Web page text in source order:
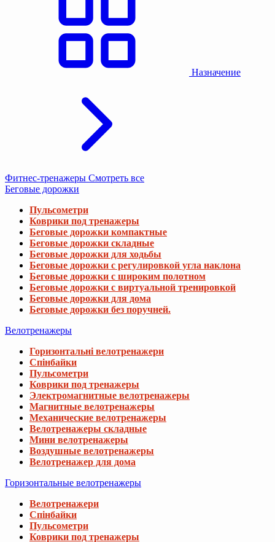
Назначение
Фитнес-тренажеры Смотреть все
Беговые дорожки
Пульсометри
Коврики под тренажеры
Беговые дорожки компактные
Беговые дорожки складные
Беговые дорожки для ходьбы
Беговые дорожки с регулировкой угла наклона
Беговые дорожки с широким полотном
Беговые дорожки с виртуальной тренировкой
Беговые дорожки для дома
Беговые дорожки без поручней.
Велотренажеры
Горизонтальні велотренажери
Спінбайки
Пульсометри
Коврики под тренажеры
Электромагнитные велотренажеры
Магнитные велотренажеры
Механические велотренажеры
Велотренажеры складные
Мини велотренажеры
Воздушные велотренажеры
Велотренажер для дома
Горизонтальные велотренажеры
Велотренажери
Спінбайки
Пульсометри
Коврики под тренажеры